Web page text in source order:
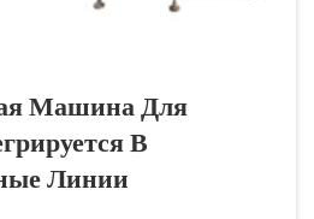
Машина Для
В
Линии